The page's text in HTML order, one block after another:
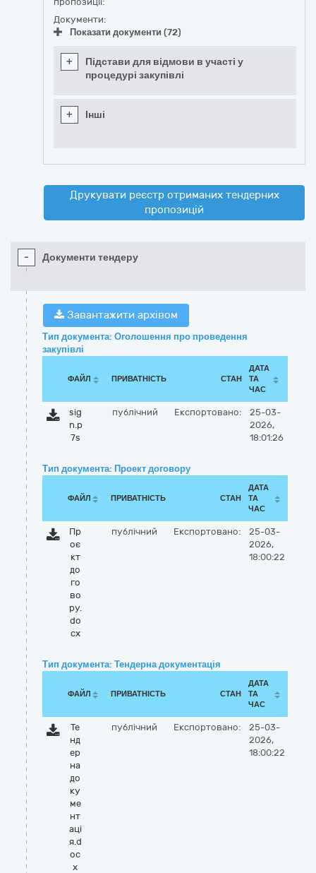
Документи:
Показати документи (72)
+
Підстави для відмови в участі у
процедурі закупівлі
+ Інші
Друкувати реєстр отриманих тендерних
пропозицій
- Документи тендеру
Завантажити архівом
Тип документа: Оголошення про проведення
закупівлі
ФАЙЛ ПРИВАТНІСТЬ СТАН
ДАТА
ТА
ЧАС
sig
n.p
7s
публічний Експортовано:
25-03-
2026,
18:01:26
Тип документа: Проект договору
ФАЙЛ ПРИВАТНІСТЬ СТАН
ДАТА
ТА
ЧАС
Пр
оє
кт
до
го
во
ру.
do
cx
публічний Експортовано:
25-03-
2026,
18:00:22
Тип документа: Тендерна документація
ФАЙЛ ПРИВАТНІСТЬ СТАН
ДАТА
ТА
ЧАС
Те
нд
ер
на
до
ку
ме
нт
аці
я.d
oc
x
публічний Експортовано:
25-03-
2026,
18:00:22